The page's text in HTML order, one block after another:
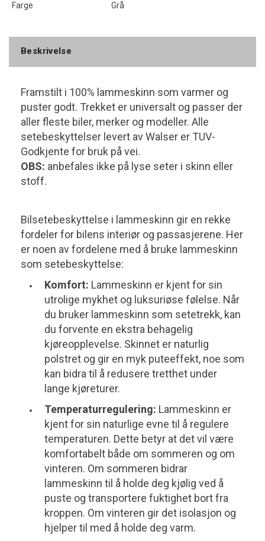
Farge
Grå
Beskrivelse
Framstilt i 100% lammeskinn som varmer og
puster godt. Trekket er universalt og passer der
aller fleste biler, merker og modeller. Alle
setebeskyttelser levert av Walser er TUV-
Godkjente for bruk på vei.
OBS: anbefales ikke på lyse seter i skinn eller
stoff.
Bilsetebeskyttelse i lammeskinn gir en rekke
fordeler for bilens interiør og passasjerene. Her
er noen av fordelene med å bruke lammeskinn
som setebeskyttelse:
Komfort: Lammeskinn er kjent for sin
utrolige mykhet og luksuriøse følelse. Når
du bruker lammeskinn som setetrekk, kan
du forvente en ekstra behagelig
kjøreopplevelse. Skinnet er naturlig
polstret og gir en myk puteeffekt, noe som
kan bidra til å redusere tretthet under
lange kjøreturer.
Temperaturregulering: Lammeskinn er
kjent for sin naturlige evne til å regulere
temperaturen. Dette betyr at det vil være
komfortabelt både om sommeren og om
vinteren. Om sommeren bidrar
lammeskinn til å holde deg kjølig ved å
puste og transportere fuktighet bort fra
kroppen. Om vinteren gir det isolasjon og
hjelper til med å holde deg varm.